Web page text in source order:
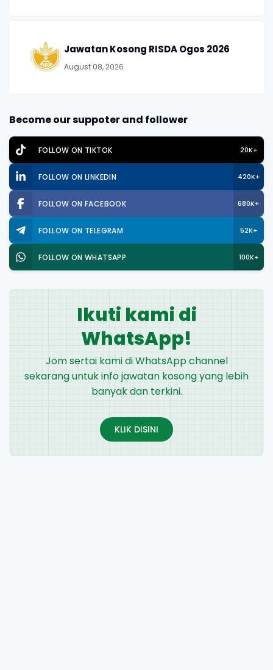
Jawatan Kosong RISDA Ogos 2026
August 08, 2026
Become our suppoter and follower
FOLLOW ON TIKTOK 20K+
FOLLOW ON LINKEDIN 420K+
FOLLOW ON FACEBOOK 680K+
FOLLOW ON TELEGRAM 52K+
FOLLOW ON WHATSAPP 100K+
Ikuti kami di
WhatsApp!
Jom sertai kami di WhatsApp channel
sekarang untuk info jawatan kosong yang lebih
banyak dan terkini.
KLIK DISINI